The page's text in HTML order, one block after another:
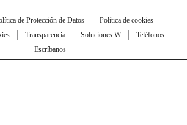
de Protección de Datos
Política de cookies
Transparencia Soluciones W
Teléfonos
Escríbanos